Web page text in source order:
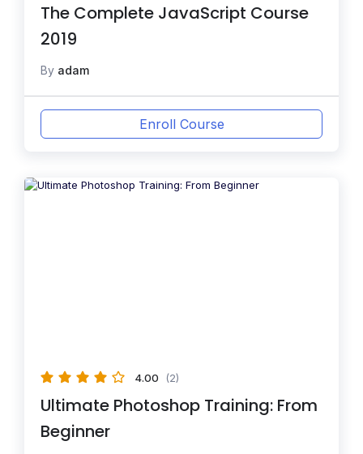
The Complete JavaScript Course
2019
By adam
Enroll Course
4.00 (2)
Ultimate Photoshop Training: From
Beginner